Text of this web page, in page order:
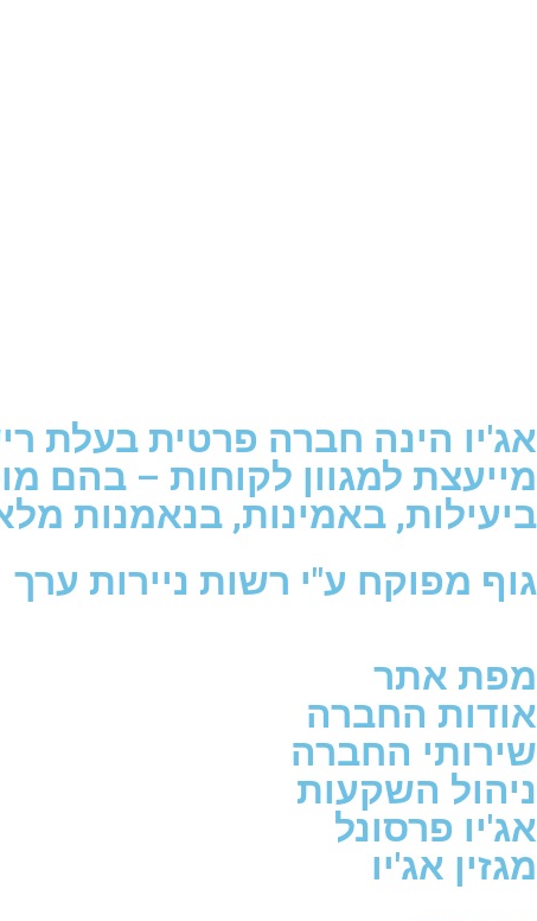
מייעצת למגוון לקוחות – בהם
ביעילות, באמינות, בנאמנות
גוף מפוקח ע"י רשות ניירות ערך
מפת אתר
אודות החברה
שירותי החברה
ניהול השקעות
אג'יו פרסונל
מגזין אג'יו